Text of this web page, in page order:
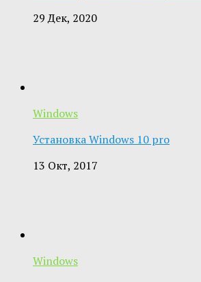
29 Дек, 2020
Windows
Установка Windows 10 pro
13 Окт, 2017
Windows